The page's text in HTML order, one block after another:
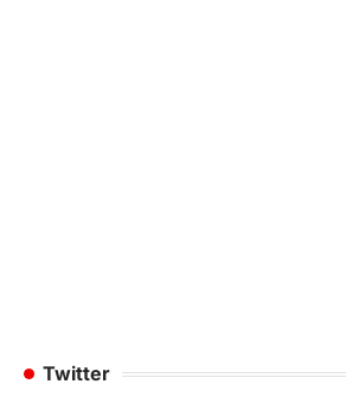
Twitter